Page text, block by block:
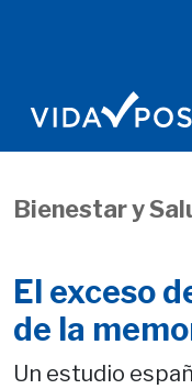
Bienestar y
El exceso
de la
Un estudio